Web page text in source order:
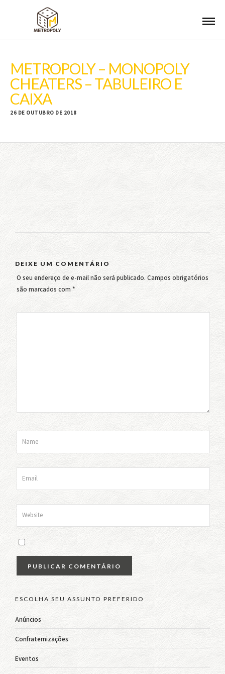
METROPOLY – MONOPOLY
CHEATERS – TABULEIRO E
CAIXA
26 DE OUTUBRO DE 2018
DEIXE UM COMENTÁRIO
O seu endereço de e-mail não será publicado. Campos obrigatórios
são marcados com *
ESCOLHA SEU ASSUNTO PREFERIDO
Anúncios
Confraternizações
Eventos